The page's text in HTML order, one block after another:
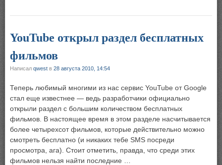
YouTube открыл раздел бесплатных
фильмов
Написал qwest в 28 августа 2010, 14:54
Теперь любимый многими из нас сервис YouTube от Google
стал еще известнее — ведь разработчики официально
открыли раздел с большим количеством бесплатных
фильмов. В настоящее время в этом разделе насчитывается
более четырехсот фильмов, которые действительно можно
смотреть бесплатно (и никаких тебе SMS посреди
просмотра, ага). Стоит отметить, правда, что среди этих
фильмов нельзя найти последние …